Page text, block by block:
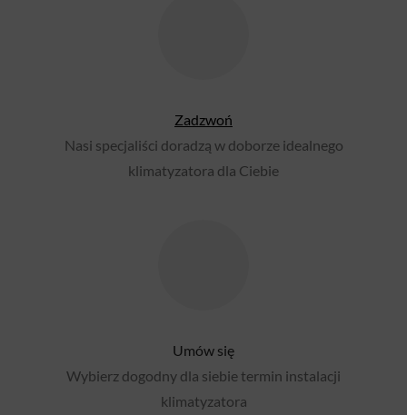
Zadzwoń
Nasi specjaliści doradzą w doborze idealnego
klimatyzatora dla Ciebie
Umów się
Wybierz dogodny dla siebie termin instalacji
klimatyzatora